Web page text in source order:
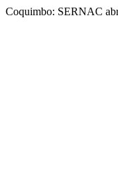
Coquimbo: SERNAC